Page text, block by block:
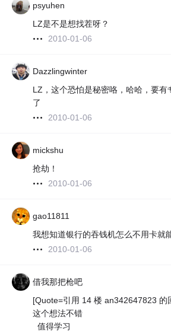
psyuhen
LZ是不是想找茬呀？
2010-01-06
Dazzlingwinter
LZ，这个恐怕是秘密咯，哈哈，要有
了
2010-01-06
mickshu
抢劫！
2010-01-06
gao11811
我想知道银行的吞钱机怎么不用卡就
2010-01-06
借我那把枪吧
[Quote=引用 14 楼 an342647823 的
这个想法不错
值得学习